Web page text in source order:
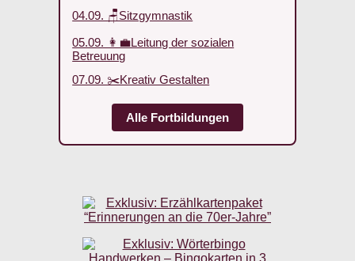
04.09. 🪑Sitzgymnastik
05.09. 👩‍💼Leitung der sozialen
Betreuung
07.09. ✂️Kreativ Gestalten
Alle Fortbildungen